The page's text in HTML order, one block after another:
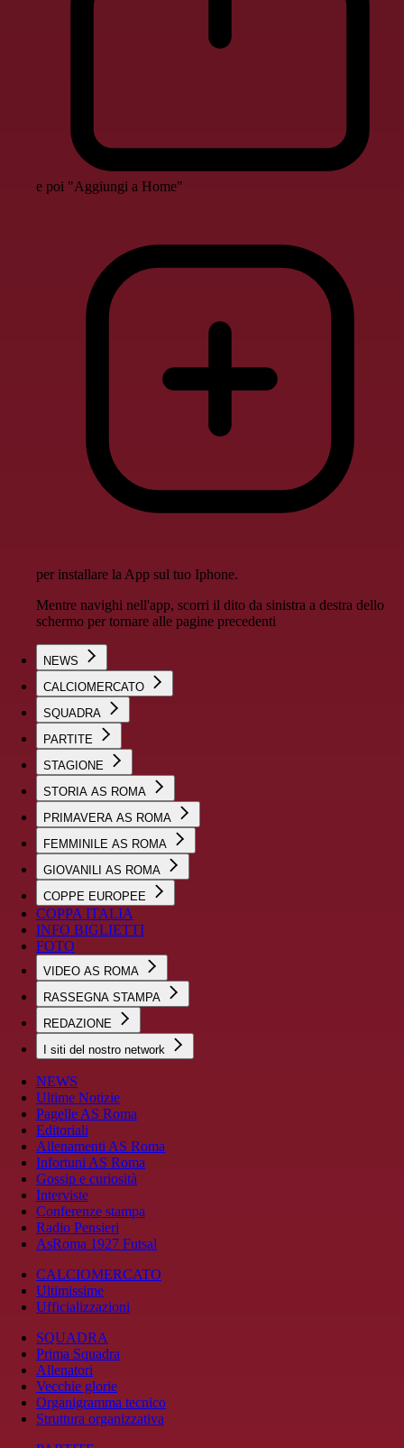
e poi "Aggiungi a Home"
per installare la App sul tuo Iphone.
Mentre navighi nell'app, scorri il dito da sinistra a destra dello
schermo per tornare alle pagine precedenti
NEWS
CALCIOMERCATO
SQUADRA
PARTITE
STAGIONE
STORIA AS ROMA
PRIMAVERA AS ROMA
FEMMINILE AS ROMA
GIOVANILI AS ROMA
COPPE EUROPEE
COPPA ITALIA
INFO BIGLIETTI
FOTO
VIDEO AS ROMA
RASSEGNA STAMPA
REDAZIONE
I siti del nostro network
NEWS
Ultime Notizie
Pagelle AS Roma
Editoriali
Allenamenti AS Roma
Infortuni AS Roma
Gossip e curiosità
Interviste
Conferenze stampa
Radio Pensieri
AsRoma 1927 Futsal
CALCIOMERCATO
Ultimissime
Ufficializzazioni
SQUADRA
Prima Squadra
Allenatori
Vecchie glorie
Organigramma tecnico
Struttura organizzativa